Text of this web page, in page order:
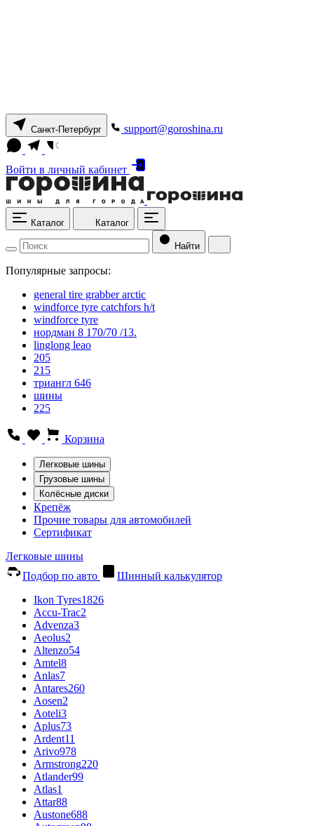
Санкт-Петербург support@goroshina.ru
Войти в личный кабинет
Каталог Каталог
Найти
Популярные запросы:
general tire grabber arctic
windforce tyre catchfors h/t
windforce tyre
нордман 8 170/70 /13.
linglong leao
205
215
триангл 646
шины
225
Корзина
Легковые шины
Грузовые шины
Колёсные диски
Крепёж
Прочие товары для автомобилей
Сертификат
Легковые шины
Подбор по авто
Шинный калькулятор
Ikon Tyres1826
Accu-Trac2
Advenza3
Aeolus2
Altenzo54
Amtel8
Anlas7
Antares260
Aosen2
Aoteli3
Aplus73
Ardent11
Arivo978
Armstrong220
Atlander99
Atlas1
Attar88
Austone688